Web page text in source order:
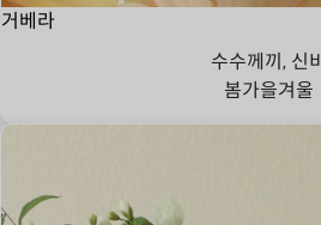
거베라
수수께끼, 신비
봄가을겨울